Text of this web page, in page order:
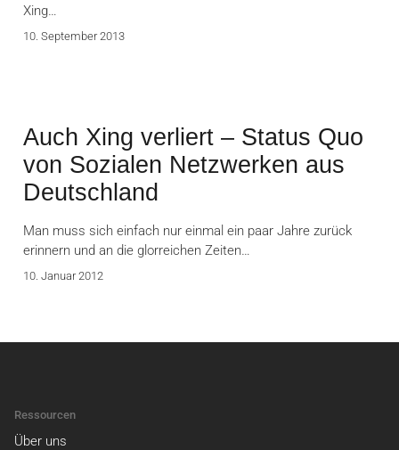
Xing…
10. September 2013
Auch Xing verliert – Status Quo
von Sozialen Netzwerken aus
Deutschland
Man muss sich einfach nur einmal ein paar Jahre zurück
erinnern und an die glorreichen Zeiten…
10. Januar 2012
Ressourcen
Über uns